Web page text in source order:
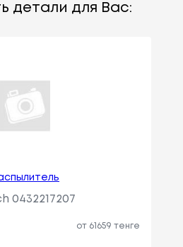
детали для Вас:
0432217207
от 61659 тенге